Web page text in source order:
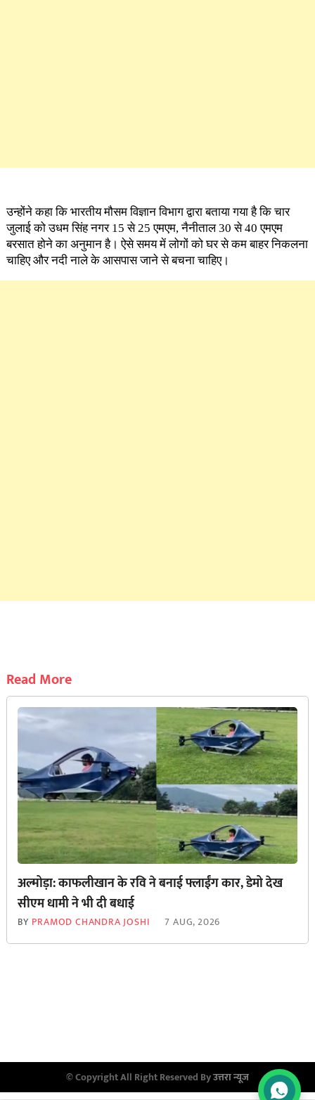
उन्होंने कहा कि भारतीय मौसम विज्ञान विभाग द्वारा बताया गया है कि चार
जुलाई को उधम सिंह नगर 15 से 25 एमएम, नैनीताल 30 से 40 एमएम
बरसात होने का अनुमान है। ऐसे समय में लोगों को घर से कम बाहर निकलना
चाहिए और नदी नाले के आसपास जाने से बचना चाहिए।
Read More
अल्मोड़ा: काफलीखान के रवि ने बनाई फ्लाईंग कार, डेमो देख
सीएम धामी ने भी दी बधाई
BY PRAMOD CHANDRA JOSHI 7 AUG, 2026
© Copyright All Right Reserved Byउत्तरा न्यूज